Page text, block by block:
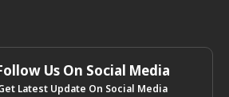
Us On Social Media
Latest Update On Social Media